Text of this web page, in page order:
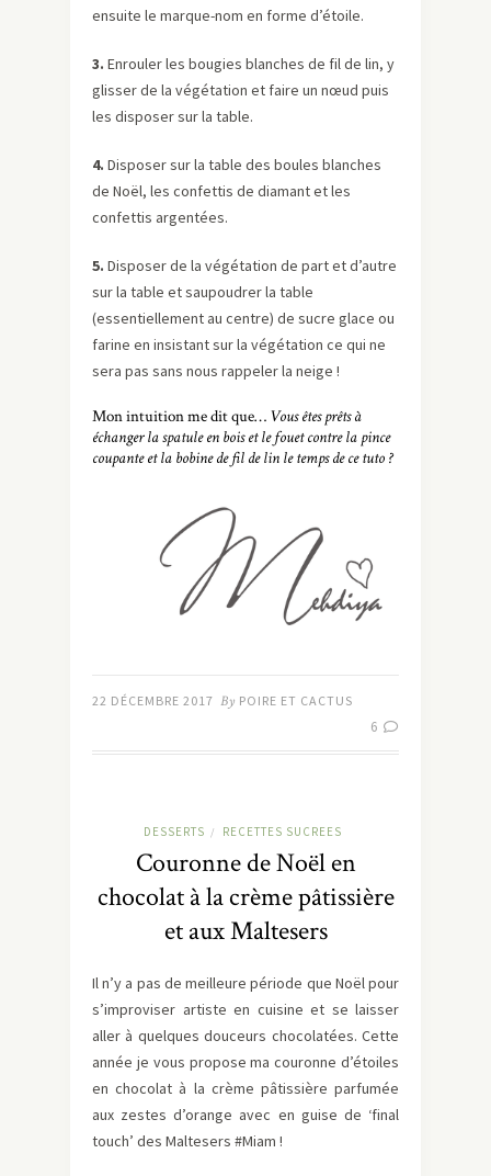
ensuite le marque-nom en forme d’étoile.
3. Enrouler les bougies blanches de fil de lin, y
glisser de la végétation et faire un nœud puis
les disposer sur la table.
4. Disposer sur la table des boules blanches
de Noël, les confettis de diamant et les
confettis argentées.
5. Disposer de la végétation de part et d’autre
sur la table et saupoudrer la table
(essentiellement au centre) de sucre glace ou
farine en insistant sur la végétation ce qui ne
sera pas sans nous rappeler la neige !
Mon intuition me dit que… Vous êtes prêts à
échanger la spatule en bois et le fouet contre la pince
coupante et la bobine de fil de lin le temps de ce tuto ?
22 DÉCEMBRE 2017 By POIRE ET CACTUS
6
DESSERTS / RECETTES SUCREES
Couronne de Noël en
chocolat à la crème pâtissière
et aux Maltesers
Il n’y a pas de meilleure période que Noël pour
s’improviser artiste en cuisine et se laisser
aller à quelques douceurs chocolatées. Cette
année je vous propose ma couronne d’étoiles
en chocolat à la crème pâtissière parfumée
aux zestes d’orange avec en guise de ‘final
touch’ des Maltesers #Miam !